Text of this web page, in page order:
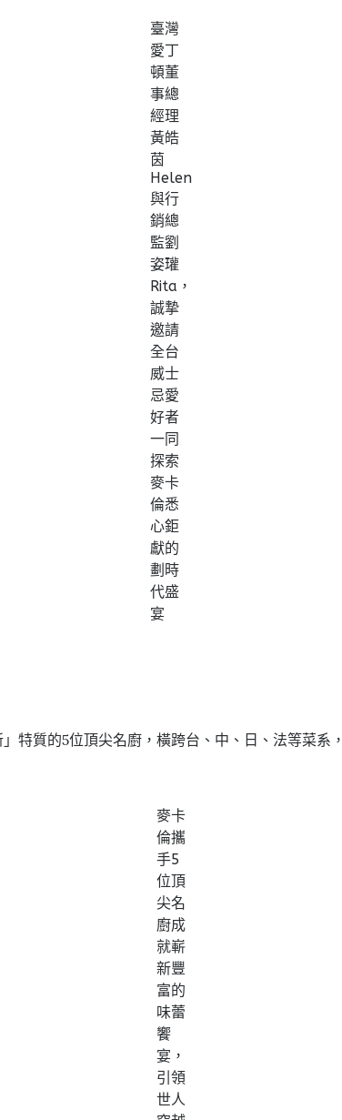
臺灣
愛丁
頓董
事總
經理
黃皓
茵
Helen
與行
銷總
監劉
姿瓘
Rita，
誠摯
邀請
全台
威士
忌愛
好者
一同
探索
麥卡
倫悉
心鉅
獻的
劃時
代盛
宴
質的5位頂尖名廚，橫跨台、中、日、法等菜
麥卡
倫攜
手5
位頂
尖名
廚成
就嶄
新豐
富的
味蕾
饗
宴，
引領
世人